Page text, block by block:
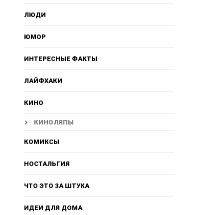
ЛЮДИ
ЮМОР
ИНТЕРЕСНЫЕ ФАКТЫ
ЛАЙФХАКИ
КИНО
КИНОЛЯПЫ
КОМИКСЫ
НОСТАЛЬГИЯ
ЧТО ЭТО ЗА ШТУКА
ИДЕИ ДЛЯ ДОМА